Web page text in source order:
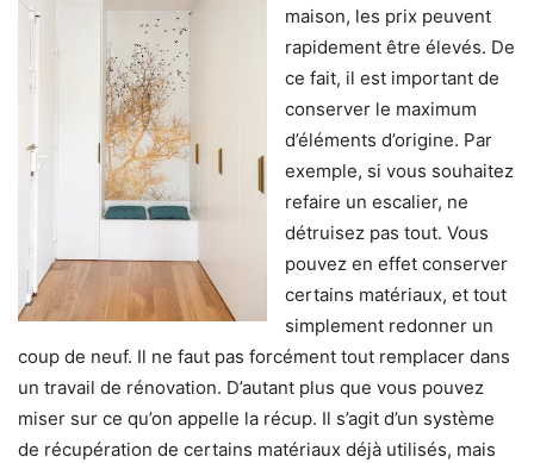
maison, les prix peuvent
rapidement être élevés. De
ce fait, il est important de
conserver le maximum
d’éléments d’origine. Par
exemple, si vous souhaitez
refaire un escalier, ne
détruisez pas tout. Vous
pouvez en effet conserver
certains matériaux, et tout
simplement redonner un
coup de neuf. Il ne faut pas forcément tout remplacer dans
un travail de rénovation. D’autant plus que vous pouvez
miser sur ce qu’on appelle la récup. Il s’agit d’un système
de récupération de certains matériaux déjà utilisés, mais